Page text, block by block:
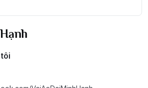
có những trải nghiệm tuyệt vời khi
Minh Hạnh.